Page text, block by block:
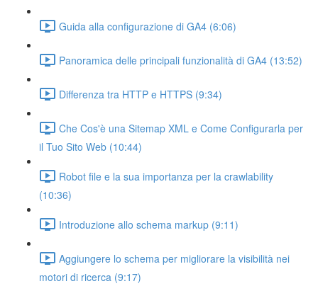
Guida alla configurazione di GA4 (6:06)
Panoramica delle principali funzionalità di GA4 (13:52)
Differenza tra HTTP e HTTPS (9:34)
Che Cos'è una Sitemap XML e Come Configurarla per
il Tuo Sito Web (10:44)
Robot file e la sua importanza per la crawlability
(10:36)
Introduzione allo schema markup (9:11)
Aggiungere lo schema per migliorare la visibilità nei
motori di ricerca (9:17)